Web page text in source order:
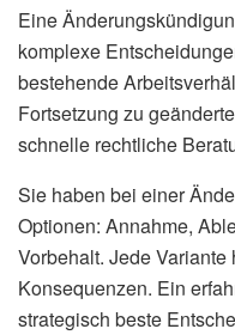
Eine
komplexe
bestehende
Fortsetzung zu
schnelle rechtliche
Sie haben bei einer
Optionen: Annahme,
Vorbehalt. Jede
Konsequenzen. Ein
strategisch beste